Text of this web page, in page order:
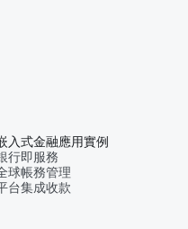
入式金融應用實例
行即服務
球帳務管理
台集成收款